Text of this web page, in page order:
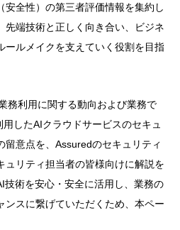
安全性）の第三者評価情報を集約し
先端技術と正しく向き合い、ビジネ
ールメイクを支えていく役割を目指
務利用に関する動向および業務で
したAIクラウドサービスのセキュ
留意点を、Assuredのセキュリティ
ュリティ担当者の皆様向けに解説を
技術を安心・安全に活用し、業務の
ンスに繋げていただくため、本ペー